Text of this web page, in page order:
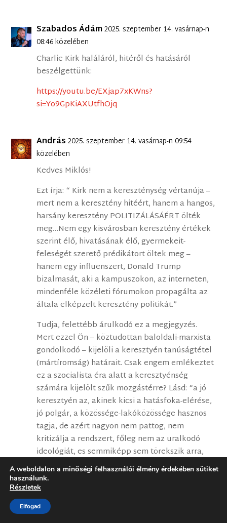
Szabados Ádám2025. szeptember 14. vasárnap-n
08:46 közelében
Charlie Kirk haláláról, hitéről és hatásáról
beszélgettünk:
https://youtu.be/EXjap7xKWns?
si=Yo9GpKiAXUtfhOjq
András 2025. szeptember 14. vasárnap-n 09:54
közelében
Kedves Miklós!
Ezt írja: “ Kirk nem a kereszténység vértanúja –
mert nem a keresztény hitéért, hanem a hangos,
harsány keresztény POLITIZÁLÁSÁÉRT ölték
meg…Nem egy kisvárosban keresztény értékek
szerint élő, hivatásának élő, gyermekeit-
feleségét szerető prédikátort öltek meg –
hanem egy influenszert, Donald Trump
bizalmasát, aki a kampuszokon, az interneten,
mindenféle közéleti fórumokon propagálta az
általa elképzelt keresztény politikát.”
Tudja, felettébb árulkodó ez a megjegyzés.
Mert ezzel Ön – köztudottan baloldali-marxista
gondolkodó – kijelöli a keresztyén tanúságtétel
(mártíromság) határait. Csak engem emlékeztet
ez a szocialista éra alatt a keresztyénség
számára kijelölt szűk mozgástérre? Lásd: “a jó
keresztyén az, akinek kicsi a hatásfoka-elérése,
jó polgár, a közössége-lakóközössége hasznos
tagja, de azért nagyon nem pattog, nem
kritizálja a rendszert, főleg nem az uralkodó
ideológiát, es semmiképp sem törekszik arra,
hogy keresztyén meggyőződéseit a közélet
területén hirdesse es a maga eszközeivel
érvényesítse.”
Ügyes átkeretezés ez, hogy Ön szerint “a
A weboldalon a minőségi felhasználói élmény érdekében sütiket
használunk.
Részletek
Elfogad